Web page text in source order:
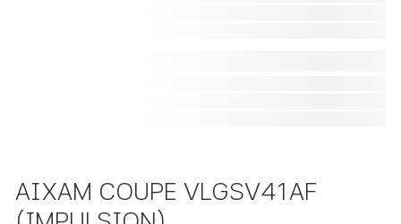
AIXAM COUPE VLGSV41AF